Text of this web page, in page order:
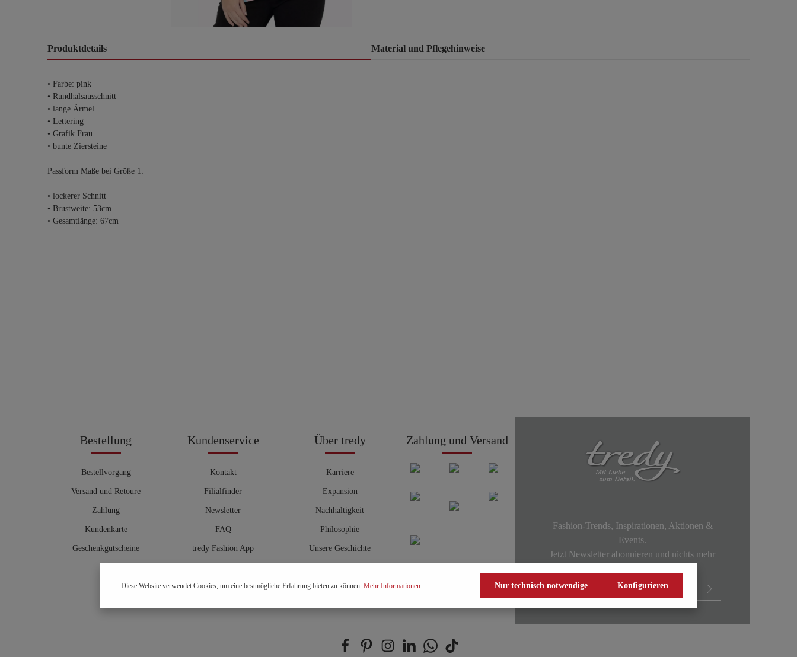
Produktdetails Material und Pflegehinweise
• Farbe: pink
• Rundhalsausschnitt
• lange Ärmel
• Lettering
• Grafik Frau
• bunte Ziersteine
Passform Maße bei Größe 1:
• lockerer Schnitt
• Brustweite: 53cm
• Gesamtlänge: 67cm
Bestellung
Bestellvorgang
Versand und Retoure
Zahlung
Kundenkarte
Geschenkgutscheine
Kundenservice
Kontakt
Filialfinder
Newsletter
FAQ
tredy Fashion App
Hosenberater
Über tredy
Karriere
Expansion
Nachhaltigkeit
Philosophie
Unsere Geschichte
Zahlung und Versand
Fashion-Trends, Inspirationen, Aktionen &
Events.
Jetzt Newsletter abonnieren und nichts mehr
Diese Website verwendet Cookies, um eine bestmögliche Erfahrung bieten zu können. Mehr Informationen ... Nur technisch notwendige Konfigurieren